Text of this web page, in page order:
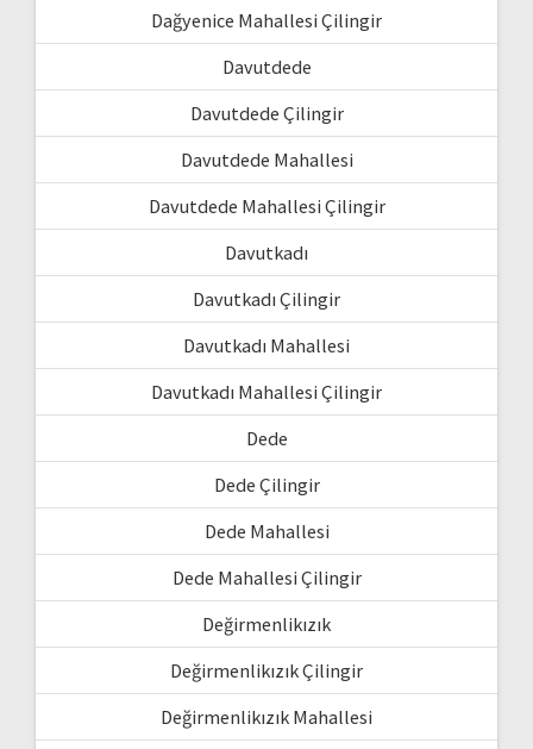
Dağyenice Mahallesi Çilingir
Davutdede
Davutdede Çilingir
Davutdede Mahallesi
Davutdede Mahallesi Çilingir
Davutkadı
Davutkadı Çilingir
Davutkadı Mahallesi
Davutkadı Mahallesi Çilingir
Dede
Dede Çilingir
Dede Mahallesi
Dede Mahallesi Çilingir
Değirmenlikızık
Değirmenlikızık Çilingir
Değirmenlikızık Mahallesi